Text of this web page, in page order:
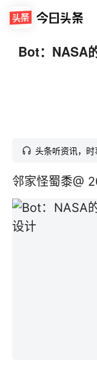
Bot：NASA
头条听资讯，时
邻家怪蜀黍@